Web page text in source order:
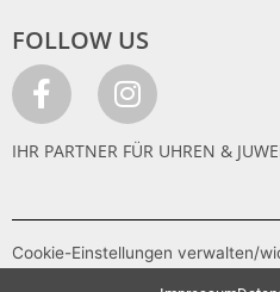
FOLLOW US
IHR PARTNER FÜR UHREN &
Cookie-Einstellungen verwalten/